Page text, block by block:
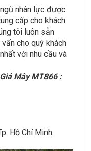
nhân lực được
cấp cho khách
tôi luôn sẵn
cho quý khách
với nhu cầu và
Mây MT866 :
Hồ Chí Minh